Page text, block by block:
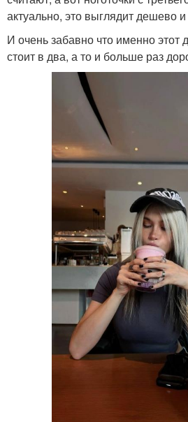
актуально, это выглядит дешево
И очень забавно что именно
стоит в два, а то и больше раз